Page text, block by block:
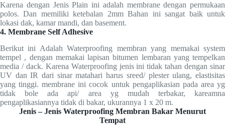
Karena dengan Jenis Plain ini adalah membrane dengan permukaan
polos. Dan memiliki ketebalan 2mm Bahan ini sangat baik untuk
lokasi dak, kamar mandi, dan basement.
4. Membrane Self Adhesive
Berikut ini Adalah Waterproofing membran yang memakai system
tempel , dengan memakai lapisan bitumen lembaran yang tempelkan
media / dack. Karena Waterproofing jenis ini tidak tahan dengan sinar
UV dan IR dari sinar matahari harus sreed/ plester ulang, elastisitas
yang tinggi. membrane ini cocok untuk pengaplikasian pada area yg
tidak bole ada api/ area yg mudah terbakar, kareamna
pengaplikasiannya tidak di bakar, ukurannya 1 x 20 m.
Jenis – Jenis Waterproofing Membran Bakar Menurut
Tempat